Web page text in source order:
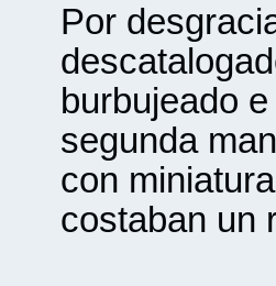
Por
burbujeado
segunda
con
costaban un